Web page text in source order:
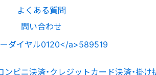
よくある質問
問い合わせ